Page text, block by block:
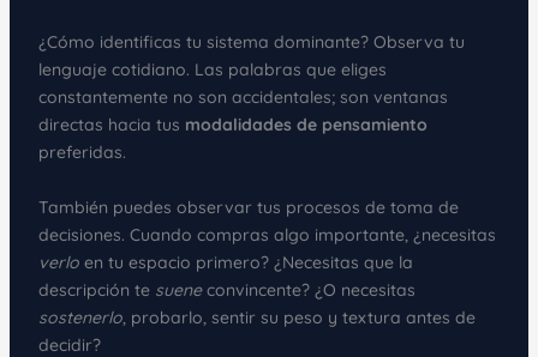
¿Cómo identificas tu sistema dominante? Observa tu
lenguaje cotidiano. Las palabras que eliges
constantemente no son accidentales; son ventanas
directas hacia tus modalidades de pensamiento
preferidas.
También puedes observar tus procesos de toma de
decisiones. Cuando compras algo importante, ¿necesitas
verloen tu espacio primero? ¿Necesitas que la
descripción te sueneconvincente? ¿O necesitas
sostenerlo, probarlo, sentir su peso y textura antes de
decidir?